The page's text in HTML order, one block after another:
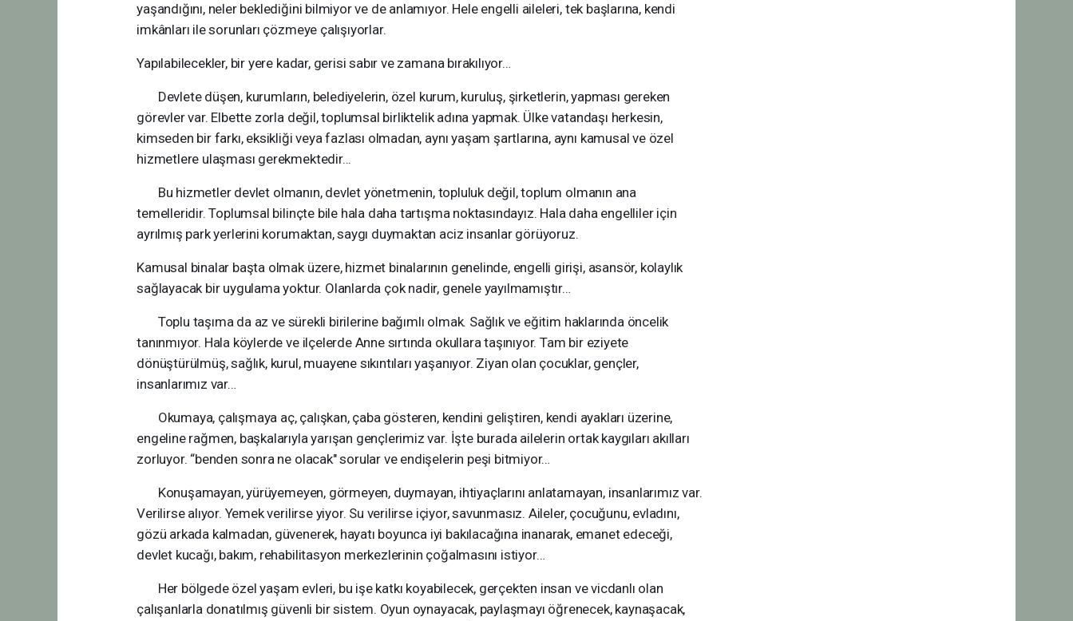
yaşandığını, neler beklediğini bilmiyor ve de anlamıyor. Hele engelli aileleri, tek başlarına, kendi
imkânları ile sorunları çözmeye çalışıyorlar.
Yapılabilecekler, bir yere kadar, gerisi sabır ve zamana bırakılıyor…
Devlete düşen, kurumların, belediyelerin, özel kurum, kuruluş, şirketlerin, yapması gereken
görevler var. Elbette zorla değil, toplumsal birliktelik adına yapmak. Ülke vatandaşı herkesin,
kimseden bir farkı, eksikliği veya fazlası olmadan, aynı yaşam şartlarına, aynı kamusal ve özel
hizmetlere ulaşması gerekmektedir...
Bu hizmetler devlet olmanın, devlet yönetmenin, topluluk değil, toplum olmanın ana
temelleridir. Toplumsal bilinçte bile hala daha tartışma noktasındayız. Hala daha engelliler için
ayrılmış park yerlerini korumaktan, saygı duymaktan aciz insanlar görüyoruz.
Kamusal binalar başta olmak üzere, hizmet binalarının genelinde, engelli girişi, asansör, kolaylık
sağlayacak bir uygulama yoktur. Olanlarda çok nadir, genele yayılmamıştır…
Toplu taşıma da az ve sürekli birilerine bağımlı olmak. Sağlık ve eğitim haklarında öncelik
tanınmıyor. Hala köylerde ve ilçelerde Anne sırtında okullara taşınıyor. Tam bir eziyete
dönüştürülmüş, sağlık, kurul, muayene sıkıntıları yaşanıyor. Ziyan olan çocuklar, gençler,
insanlarımız var…
Okumaya, çalışmaya aç, çalışkan, çaba gösteren, kendini geliştiren, kendi ayakları üzerine,
engeline rağmen, başkalarıyla yarışan gençlerimiz var. İşte burada ailelerin ortak kaygıları akılları
zorluyor. “benden sonra ne olacak" sorular ve endişelerin peşi bitmiyor…
Konuşamayan, yürüyemeyen, görmeyen, duymayan, ihtiyaçlarını anlatamayan, insanlarımız var.
Verilirse alıyor. Yemek verilirse yiyor. Su verilirse içiyor, savunmasız. Aileler, çocuğunu, evladını,
gözü arkada kalmadan, güvenerek, hayatı boyunca iyi bakılacağına inanarak, emanet edeceği,
devlet kucağı, bakım, rehabilitasyon merkezlerinin çoğalmasını istiyor…
Her bölgede özel yaşam evleri, bu işe katkı koyabilecek, gerçekten insan ve vicdanlı olan
çalışanlarla donatılmış güvenli bir sistem. Oyun oynayacak, paylaşmayı öğrenecek, kaynaşacak,